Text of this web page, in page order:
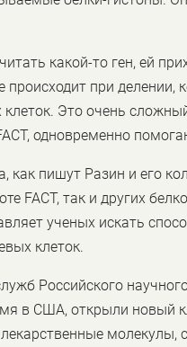
какой-то ген, ей
при делении,
клеток. Это очень
одновременно
как пишут Разин и его
FACT, так и других
ученых искать
клеток.
Российского
в США, открыли новый
молекулы,